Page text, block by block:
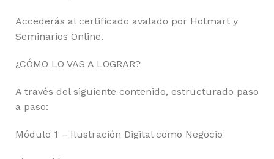
Accederás al certificado avalado por Hotmart y
Seminarios Online.
¿CÓMO LO VAS A LOGRAR?
A través del siguiente contenido, estructurado paso
a paso:
Módulo 1 – Ilustración Digital como Negocio